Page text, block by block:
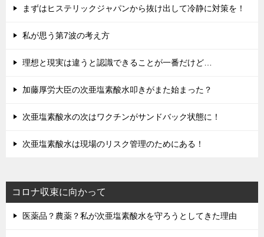
まずはヒステリックジャパンから抜け出して冷静に対策を！
私が思う第7波の考え方
理想と現実は違うと認識できることが一番だけど…
加藤厚労大臣の次亜塩素酸水叩きがまた始まった？
次亜塩素酸水の次はワクチンがサンドバック状態に！
次亜塩素酸水は現場のリスク管理のためにある！
コロナ収束に向かって
医薬品？農薬？私が次亜塩素酸水を守ろうとしてきた理由